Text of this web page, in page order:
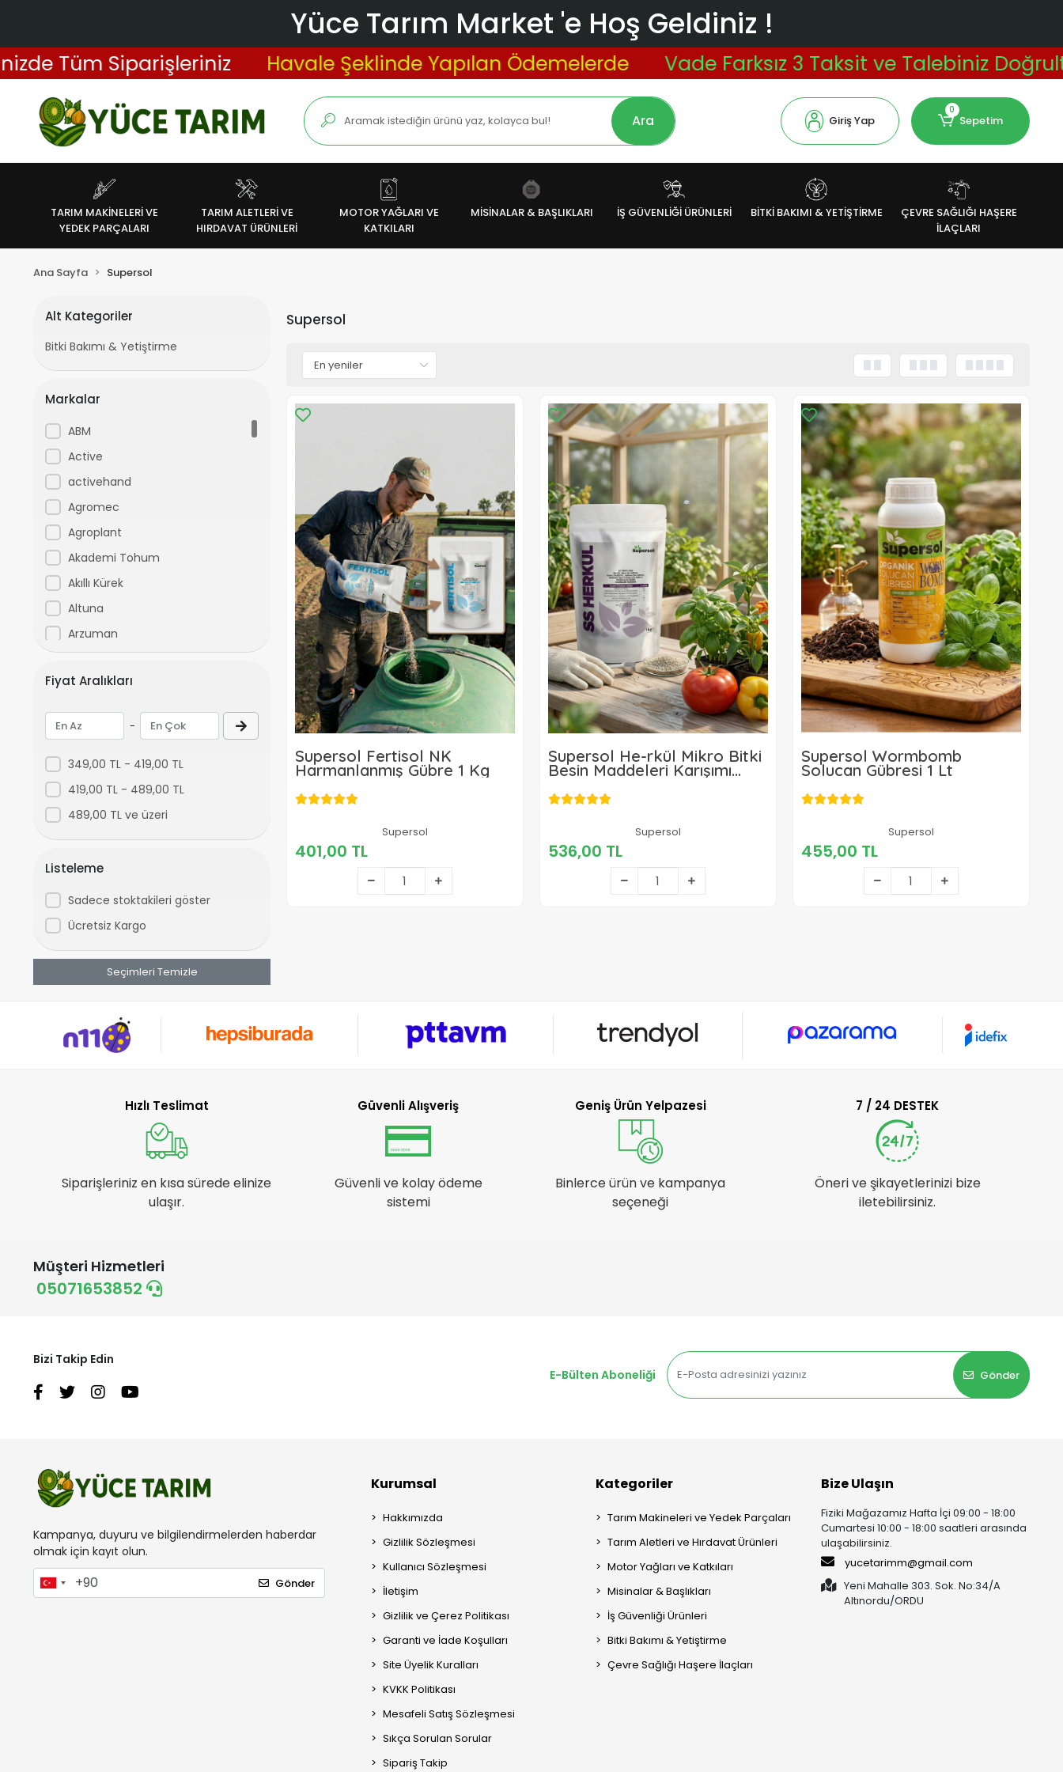
Yüce Tarım Market 'e Hoş Geldiniz !
Tüm Siparişleriniz Havale Şeklinde Yapılan Ödemelerde Vade Farksız 3 Taksit ve Talebiniz
Ara Giriş Yap
0
Sepetim
TARIM MAKİNELERİ VE
YEDEK PARÇALARI
TARIM ALETLERİ VE
HIRDAVAT ÜRÜNLERİ
MOTOR YAĞLARI VE
KATKILARI
MİSİNALAR & BAŞLIKLARI İŞ GÜVENLİĞİ ÜRÜNLERİ BİTKİ BAKIMI & YETİŞTİRME
ÇEVRE SAĞLIĞI HAŞERE
İLAÇLARI
Ana Sayfa Supersol
Alt Kategoriler
Bitki Bakımı & Yetiştirme
Markalar
ABM
Active
activehand
Agromec
Agroplant
Akademi Tohum
Akıllı Kürek
Altuna
Arzuman
ayforce
Bartech
Baugen
BHD
Bion
Bolat
Candem
CatPower
Crotex
Delta
Echo
Euro Gübre
First
Fivestar
Hazal
Husqvarna
İnterbag
Ital
Karia
Kawashima
Kayıket
Fiyat Aralıkları
-
349,00 TL - 419,00 TL
419,00 TL - 489,00 TL
489,00 TL ve üzeri
Listeleme
Sadece stoktakileri göster
Ücretsiz Kargo
Seçimleri Temizle
Supersol
Supersol Fertisol NK
Harmanlanmış Gübre 1 Kg
Supersol
401,00 TL
401,00 TL
Sepete Ekle
Supersol He-rkül Mikro Bitki
Besin Maddeleri Karışımı
Supersol
536,00 TL
536,00 TL
Sepete Ekle
Supersol Wormbomb
Solucan Gübresi 1 Lt
Supersol
455,00 TL
455,00 TL
Sepete Ekle
Hızlı Teslimat
Siparişleriniz en kısa sürede elinize
ulaşır.
Güvenli Alışveriş
Güvenli ve kolay ödeme
sistemi
Geniş Ürün Yelpazesi
Binlerce ürün ve kampanya
seçeneği
7 / 24 DESTEK
Öneri ve şikayetlerinizi bize
iletebilirsiniz.
Müşteri Hizmetleri
05071653852
Bizi Takip Edin
E-Bülten Aboneliği
Gönder
Kampanya, duyuru ve bilgilendirmelerden haberdar
olmak için kayıt olun.
Gönder
Kurumsal
Hakkımızda
Gizlilik Sözleşmesi
Kullanıcı Sözleşmesi
İletişim
Gizlilik ve Çerez Politikası
Garanti ve İade Koşulları
Site Üyelik Kuralları
KVKK Politikası
Mesafeli Satış Sözleşmesi
Sıkça Sorulan Sorular
Sipariş Takip
Kategoriler
Tarım Makineleri ve Yedek Parçaları
Tarım Aletleri ve Hırdavat Ürünleri
Motor Yağları ve Katkıları
Misinalar & Başlıkları
İş Güvenliği Ürünleri
Bitki Bakımı & Yetiştirme
Çevre Sağlığı Haşere İlaçları
Bize Ulaşın
Fiziki Mağazamız Hafta İçi 09:00 - 18:00
Cumartesi 10:00 - 18:00 saatleri arasında
ulaşabilirsiniz.
yucetarimm@gmail.com
Yeni Mahalle 303. Sok. No:34/A
Altınordu/ORDU​​​​​​​